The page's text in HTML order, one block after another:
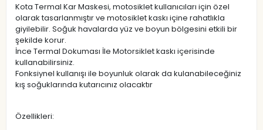
Kota Termal Kar Maskesi, motosiklet kullanıcıları için özel
olarak tasarlanmıştır ve motosiklet kaskı içine rahatlıkla
giyilebilir. Soğuk havalarda yüz ve boyun bölgesini etkili bir
şekilde korur.
İnce Termal Dokuması İle Motorsiklet kaskı içerisinde
kullanabilirsiniz.
Fonksiynel kullanışı ile boyunluk olarak da kulanabileceğiniz
kış soğuklarında kutarıcınız olacaktır
Özellikleri: